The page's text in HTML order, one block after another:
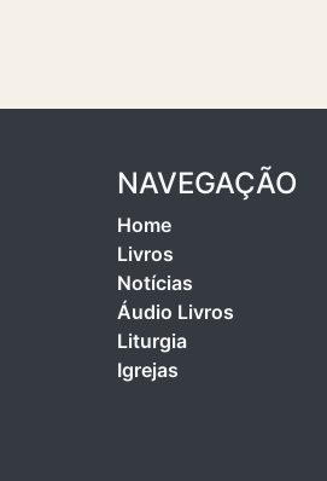
NAVEGAÇÃO
Home
Livros
Notícias
Áudio Livros
Liturgia
Igrejas